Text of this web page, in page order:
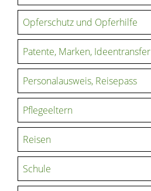
Opferschutz und Opferhilfe
Patente, Marken, Ideentransfer
Personalausweis, Reisepass
Pflegeeltern
Reisen
Schule